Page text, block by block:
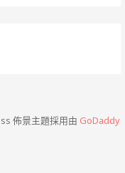
佈景主題採用由 GoDaddy